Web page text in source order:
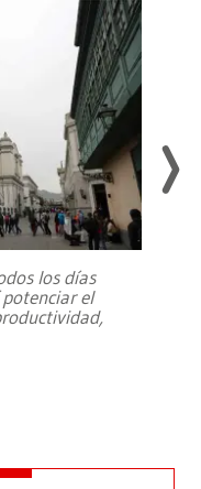
los días
el